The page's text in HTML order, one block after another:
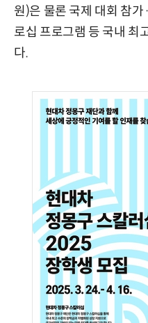
원)은 물론 국제 대회 참
로십 프로그램 등 국내 최
다.